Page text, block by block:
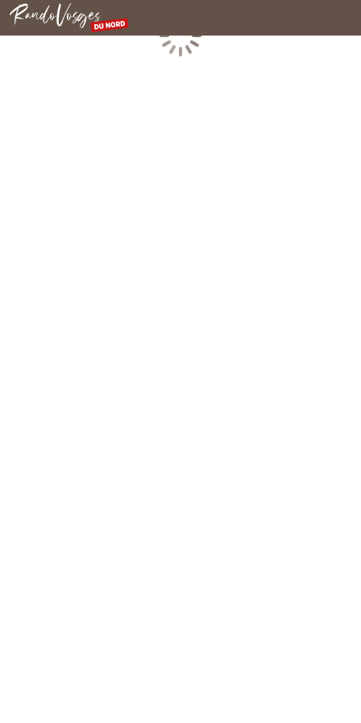
Rando Vosges du Nord
Chargement